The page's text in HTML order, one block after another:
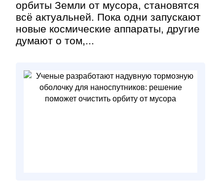
орбиты Земли от мусора, становятся
всё актуальней. Пока одни запускают
новые космические аппараты, другие
думают о том,...